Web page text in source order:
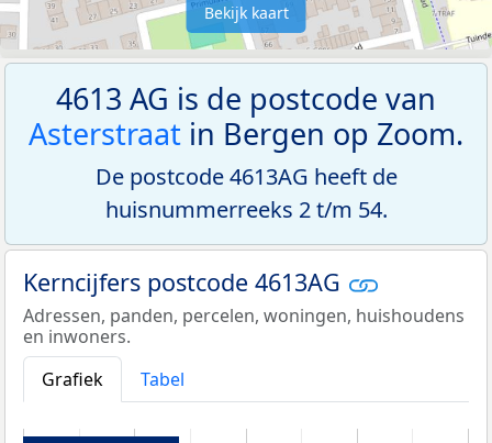
Bekijk kaart
4613 AG is de postcode van
Asterstraat in Bergen op Zoom.
De postcode 4613AG heeft de
huisnummerreeks 2 t/m 54.
Kerncijfers postcode 4613AG
Adressen, panden, percelen, woningen, huishoudens
en inwoners.
Grafiek
Tabel